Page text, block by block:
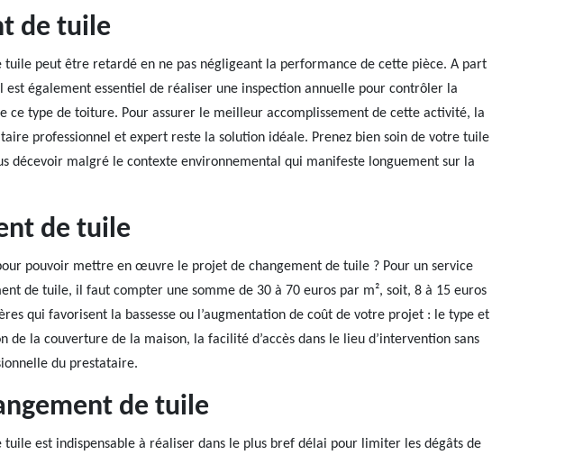
de tuile
tuile peut être retardé en ne pas négligeant la performance de cette pièce. A part
est également essentiel de réaliser une inspection annuelle pour contrôler la
ce type de toiture. Pour assurer le meilleur accomplissement de cette activité, la
professionnel et expert reste la solution idéale. Prenez bien soin de votre tuile
décevoir malgré le contexte environnemental qui manifeste longuement sur la
de tuile
pouvoir mettre en œuvre le projet de changement de tuile ? Pour un service
de tuile, il faut compter une somme de 30 à 70 euros par m², soit, 8 à 15 euros
qui favorisent la bassesse ou l’augmentation de coût de votre projet : le type et
de la couverture de la maison, la facilité d’accès dans le lieu d’intervention sans
du prestataire.
de tuile
tuile est indispensable à réaliser dans le plus bref délai pour limiter les dégâts de